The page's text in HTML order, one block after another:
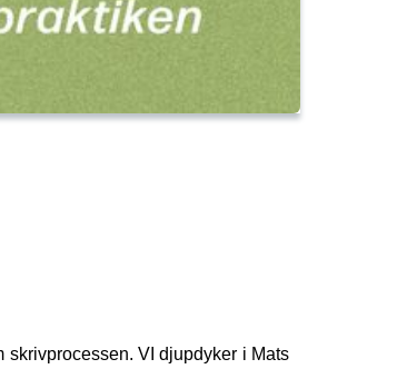
skrivprocessen. VI djupdyker i Mats